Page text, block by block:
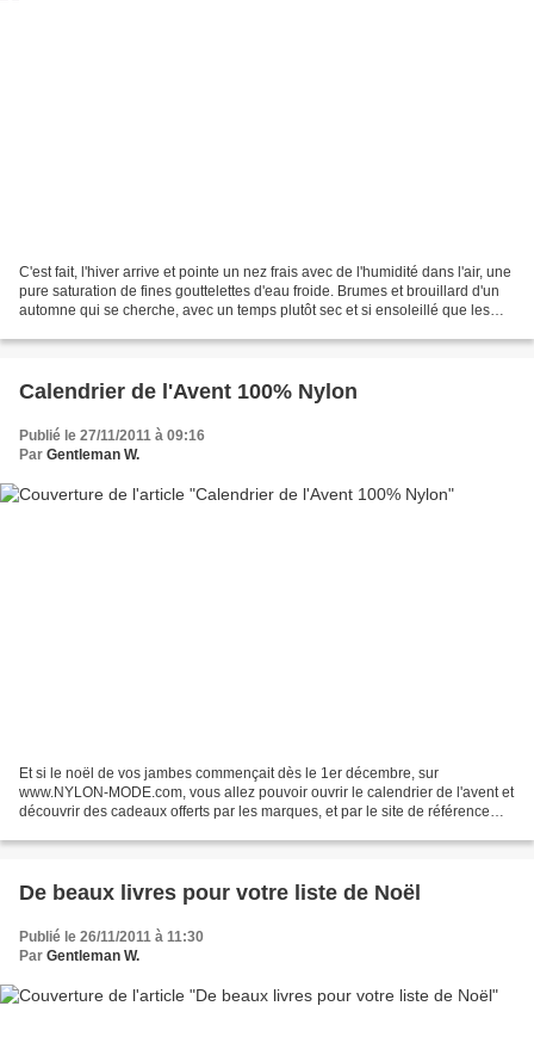
C'est fait, l'hiver arrive et pointe un nez frais avec de l'humidité dans l'air, une
pure saturation de fines gouttelettes d'eau froide. Brumes et brouillard d'un
automne qui se cherche, avec un temps plutôt sec et si ensoleillé que les
Calendrier de l'Avent 100% Nylon
Publié le 27/11/2011 à 09:16
Par Gentleman W.
Et si le noël de vos jambes commençait dès le 1er décembre, sur
www.NYLON-MODE.com, vous allez pouvoir ouvrir le calendrier de l'avent et
découvrir des cadeaux offerts par les marques, et par le site de référence
De beaux livres pour votre liste de Noël
Publié le 26/11/2011 à 11:30
Par Gentleman W.